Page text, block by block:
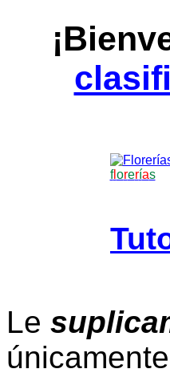
florerías
Le